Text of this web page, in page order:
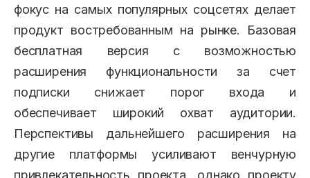
фокус на самых популярных соцсетях делает
продукт востребованным на рынке. Базовая
бесплатная версия с возможностью
расширения функциональности за счет
подписки снижает порог входа и
обеспечивает широкий охват аудитории.
Перспективы дальнейшего расширения на
другие платформы усиливают венчурную
привлекательность проекта, однако проекту